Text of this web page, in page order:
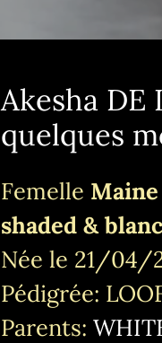
Akesha DE
quelques
Femelle
shaded & blanc
Née le 21/04/
Pédigrée:
Parents: